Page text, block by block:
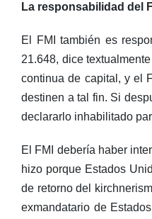
La responsabilidad del
El FMI también es
21.648, dice
continua de capital, y el
destinen a tal fin. Si
declararlo inhabilitado
El FMI debería haber
hizo porque Estados
de retorno del
exmandatario de